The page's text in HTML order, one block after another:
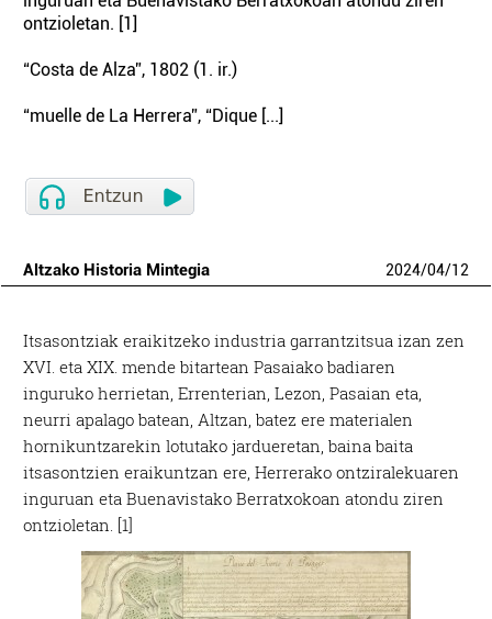
ontzioletan. [1]
“Costa de Alza”, 1802 (1. ir.)
“muelle de La Herrera”, “Dique [...]
Altzako Historia Mintegia 2024/04/12
Itsasontziak eraikitzeko industria garrantzitsua izan zen
XVI. eta XIX. mende bitartean Pasaiako badiaren
inguruko herrietan, Errenterian, Lezon, Pasaian eta,
neurri apalago batean, Altzan, batez ere materialen
hornikuntzarekin lotutako jardueretan, baina baita
itsasontzien eraikuntzan ere, Herrerako ontziralekuaren
inguruan eta Buenavistako Berratxokoan atondu ziren
ontzioletan. [1]